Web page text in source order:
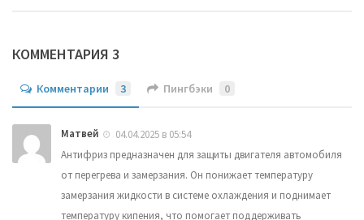
КОММЕНТАРИЯ 3
Комментарии 3 Пингбэки 0
Матвей
04.04.2025 в 05:54
Антифриз предназначен для защиты двигателя автомобиля
от перегрева и замерзания. Он понижает температуру
замерзания жидкости в системе охлаждения и поднимает
температуру кипения, что помогает поддерживать